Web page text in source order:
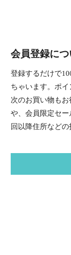
会員登録につ
登録するだけで
ちゃいます。ポイ
次のお買い物も
や、会員限定セ
回以降住所など